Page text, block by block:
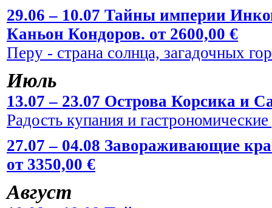
29.06 – 10.07 Тайны империи
Каньон Кондоров. от 2600,00 €
Перу - страна солнца, загадочных
Июль
13.07 – 23.07 Острова Корсика и
Радость купания и
27.07 – 04.08 Завораживающие
от 3350,00 €
Август